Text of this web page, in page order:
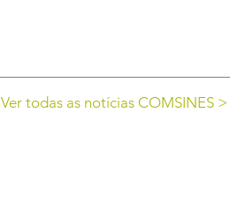
Ver todas as notícias COMSINES >